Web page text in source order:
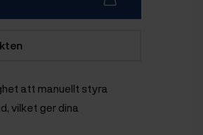
att manuellt styra
vilket ger dina